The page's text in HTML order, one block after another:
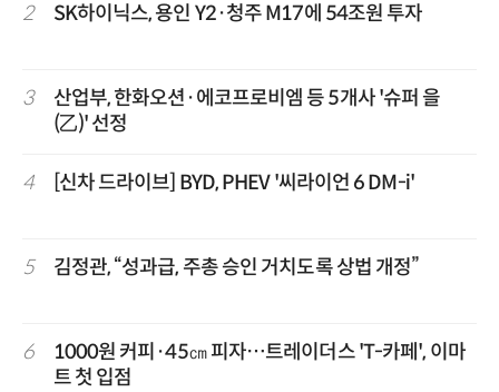
2 SK하이닉스, 용인 Y2·청주 M17에 54조원 투자
3
산업부, 한화오션·에코프로비엠 등 5개사 '슈퍼 을
(乙)' 선정
4 [신차 드라이브] BYD, PHEV '씨라이언 6 DM-i'
5 김정관, “성과급, 주총 승인 거치도록 상법 개정”
6
1000원 커피·45㎝ 피자…트레이더스 'T-카페', 이마
트 첫 입점